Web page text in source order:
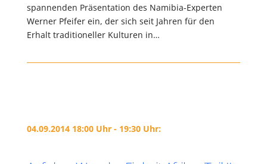
spannenden Präsentation des Namibia-Experten
Werner Pfeifer ein, der sich seit Jahren für den
Erhalt traditioneller Kulturen in…
04.09.2014 18:00 Uhr - 19:30 Uhr: